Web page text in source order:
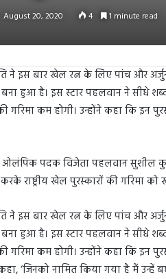
August 20, 2020 4 1 minute read
ने इस बार खेल रत्न के लिए पांच और
हुआ है। इस स्टार पहलवान ने सीधे
गरिमा कम होगी। उन्होंने कहा कि इन
ओलंपिक पदक विजेता पहलवान सुशील
राष्ट्रीय खेल पुरस्कारों की गरिमा को
ने इस बार खेल रत्न के लिए पांच और
हुआ है। इस स्टार पहलवान ने सीधे
गरिमा कम होगी। उन्होंने कहा कि इन
‘जिनको नामित किया गया है मैं उन्हें